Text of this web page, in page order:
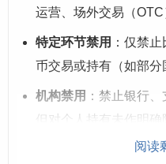
运营、场外交易（
特定环节禁用 ：仅禁
币交易或持有（如部分
机构禁用 ：禁止银行
但对个人持有未作明确
阅读